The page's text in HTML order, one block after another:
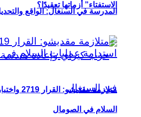
الاستفتاء” أزماتها تعقيدًا؟
المدرسة في السنغال: الواقع
متلازمة
السلام في الصومال